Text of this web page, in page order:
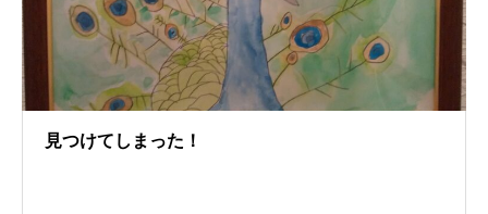
見つけてしまった！